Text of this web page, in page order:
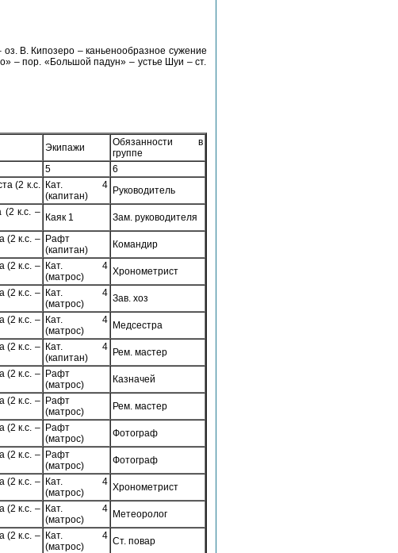
В. Кипозеро – каньенообразное сужение
– пор. «Большой падун» – устье Шуи – ст.
Экипажи
Обязанности в
группе
5
6
(2 к.с.
Кат. 4
(капитан)
Руководитель
(2 к.с. –
Каяк 1 Зам. руководителя
(2 к.с. –
Рафт
(капитан)
Командир
(2 к.с. –
Кат. 4
(матрос)
Хронометрист
(2 к.с. –
Кат. 4
(матрос)
Зав. хоз
(2 к.с. –
Кат. 4
(матрос)
Медсестра
(2 к.с. –
Кат. 4
(капитан)
Рем. мастер
(2 к.с. –
Рафт
(матрос)
Казначей
(2 к.с. –
Рафт
(матрос)
Рем. мастер
(2 к.с. –
Рафт
(матрос)
Фотограф
(2 к.с. –
Рафт
(матрос)
Фотограф
(2 к.с. –
Кат. 4
(матрос)
Хронометрист
(2 к.с. –
Кат. 4
(матрос)
Метеоролог
(2 к.с. –
Кат. 4
(матрос)
Ст. повар